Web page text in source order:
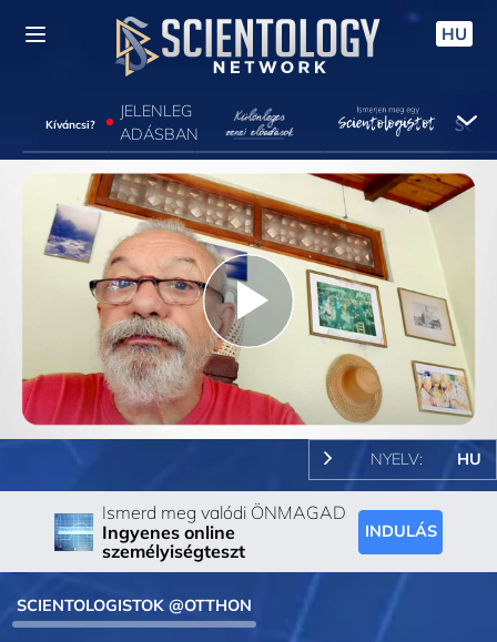
HU
Kíváncsi?
JELENLEG
ADÁSBAN
Play
Video
NYELV: HU
Ismerd meg valódi ÖNMAGAD
Ingyenes online
személyiségteszt
INDULÁS
SCIENTOLOGISTOK @OTTHON